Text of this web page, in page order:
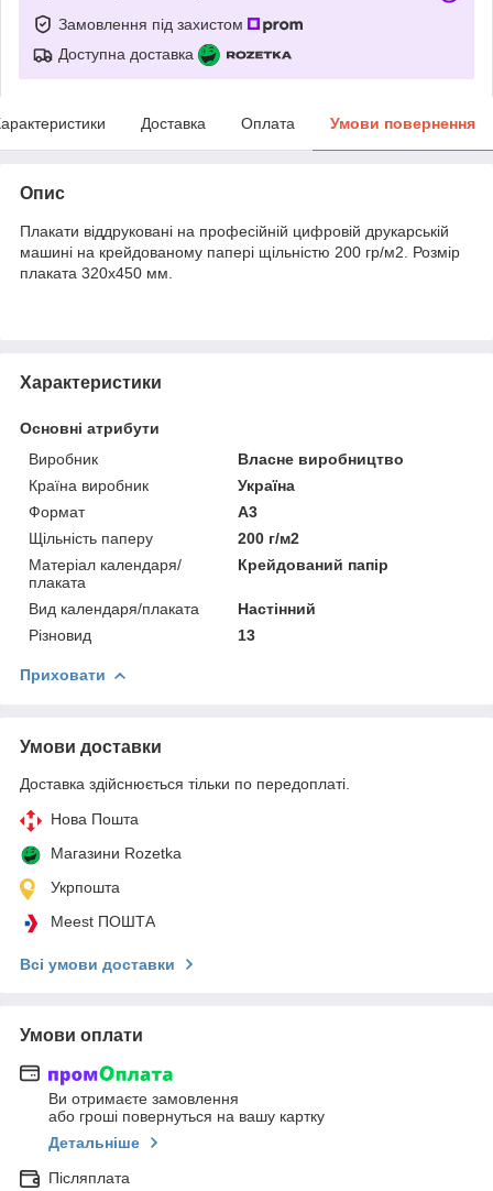
Замовлення під захистом
Доступна доставка
Доставка Оплата Умови повернення
Опис
Плакати віддруковані на професійній цифровій друкарській
машині на крейдованому папері щільністю 200 гр/м2. Розмір
плаката 320х450 мм.
Характеристики
Основні атрибути
Виробник
Власне виробництво
Країна виробник
Україна
Формат
A3
Щільність паперу
200 г/м2
Матеріал календаря/
плаката
Крейдований папір
Вид календаря/плаката
Настінний
Різновид
13
Приховати
Умови доставки
Доставка здійснюється тільки по передоплаті.
Нова Пошта
Магазини Rozetka
Укрпошта
Meest ПОШТА
Всі умови доставки
Умови оплати
Ви отримаєте замовлення
або гроші повернуться на вашу картку
Детальніше
Післяплата